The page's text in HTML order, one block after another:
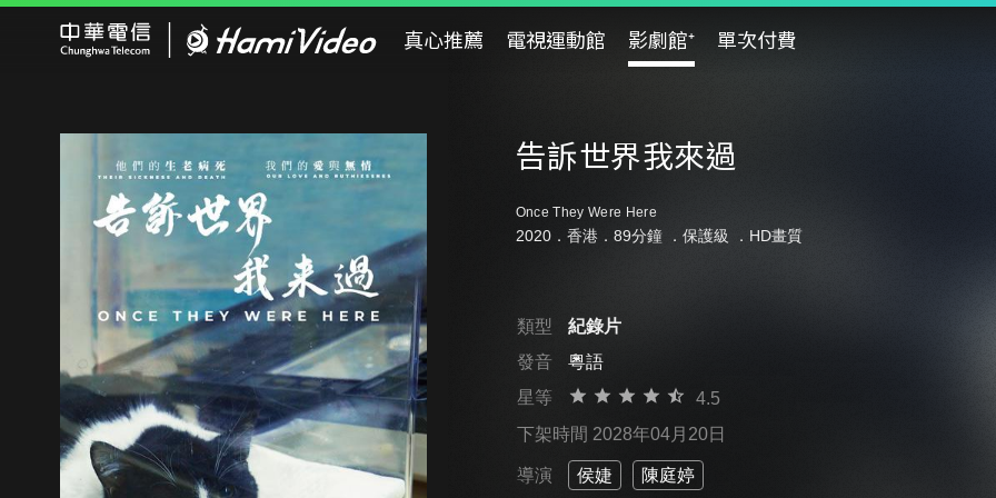
真心推薦 電視運動館 影劇館⁺ 單次付費
告訴世界我來過
Once They Were Here
2020．香港．89分鐘 ． 保護級 ．HD畫質
類型
紀錄片
發音
粵語
星等
4.5
下架時間 2028年04月20日
導演 侯婕 陳庭婷